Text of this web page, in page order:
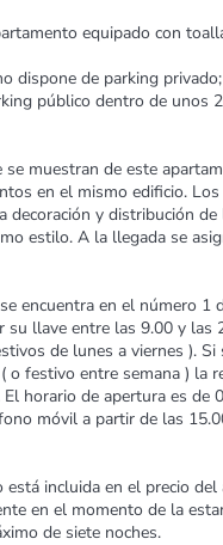
equipado con
dispone de parking
público dentro de unos
muestran de este
en el mismo edificio.
decoración y distribución de
estilo. A la llegada se
encuentra en el número 1
su llave entre las 9.00 y las
de lunes a viernes ). Si
o festivo entre semana ) la
horario de apertura es de
móvil a partir de las
está incluida en el precio
en el momento de la
de siete noches.